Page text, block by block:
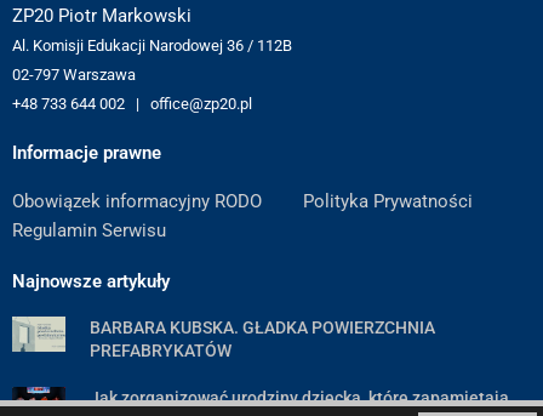
ZP20 Piotr Markowski
Al. Komisji Edukacji Narodowej 36 / 112B
02-797 Warszawa
+48 733 644 002 | office@zp20.pl
Informacje prawne
Obowiązek informacyjny RODO
Polityka Prywatności
Regulamin Serwisu
Najnowsze artykuły
BARBARA KUBSKA. GŁADKA POWIERZCHNIA
PREFABRYKATÓW
Jak zorganizować urodziny dziecka, które zapamiętają